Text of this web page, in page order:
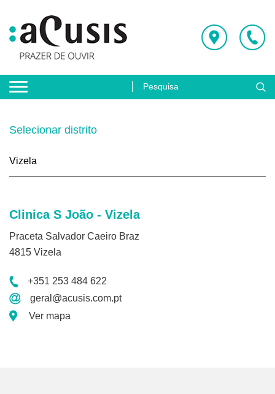
Selecionar distrito
Clinica S João - Vizela
Praceta Salvador Caeiro Braz
4815 Vizela
+351 253 484 622
geral@acusis.com.pt
Ver mapa